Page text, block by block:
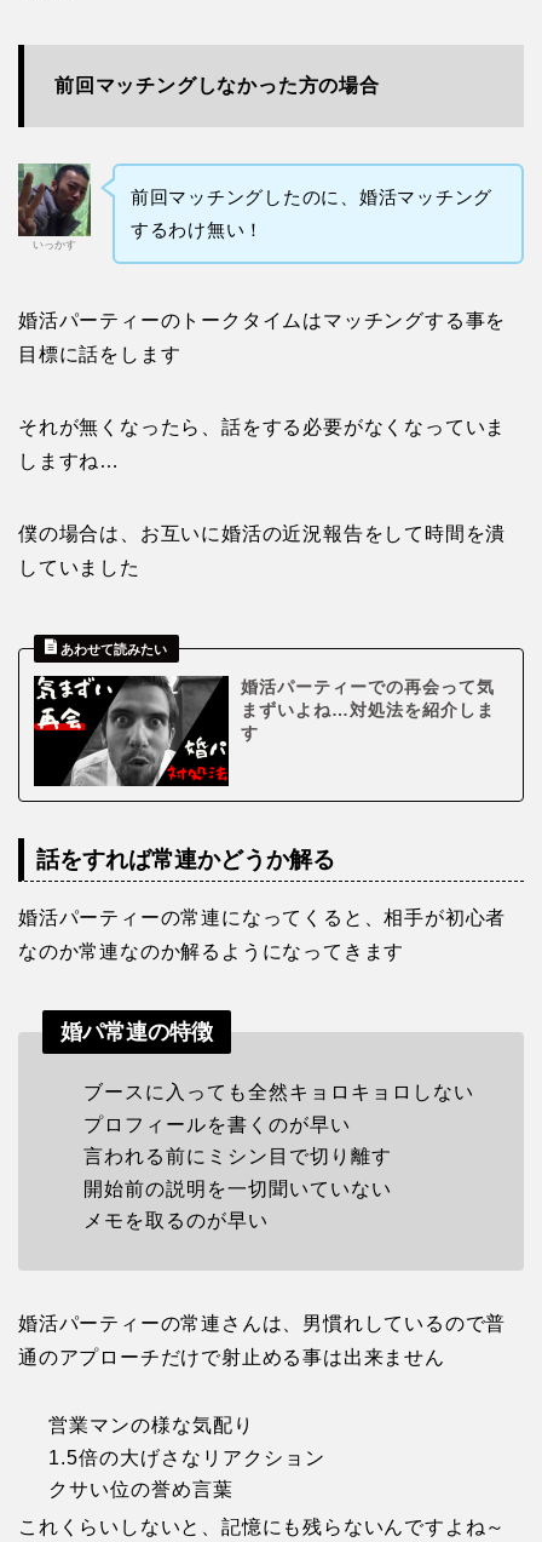
前回マッチングしなかった方の場合
いっかす
前回マッチングしたのに、婚活マッチング
するわけ無い！
婚活パーティーのトークタイムはマッチングする事を
目標に話をします
それが無くなったら、話をする必要がなくなっていま
しますね…
僕の場合は、お互いに婚活の近況報告をして時間を潰
していました
婚活パーティーでの再会って気
まずいよね…対処法を紹介しま
す
話をすれば常連かどうか解る
婚活パーティーの常連になってくると、相手が初心者
なのか常連なのか解るようになってきます
婚パ常連の特徴
ブースに入っても全然キョロキョロしない
プロフィールを書くのが早い
言われる前にミシン目で切り離す
開始前の説明を一切聞いていない
メモを取るのが早い
婚活パーティーの常連さんは、男慣れしているので普
通のアプローチだけで射止める事は出来ません
営業マンの様な気配り
1.5倍の大げさなリアクション
クサい位の誉め言葉
これくらいしないと、記憶にも残らないんですよね～